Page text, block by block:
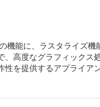
機能に、ラスタライズ
高度なグラフィック
を提供するアプライア